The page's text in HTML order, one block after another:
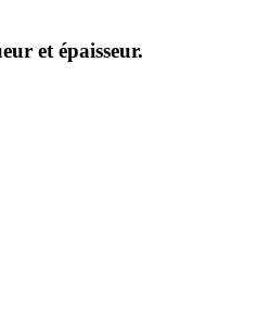
et épaisseur.